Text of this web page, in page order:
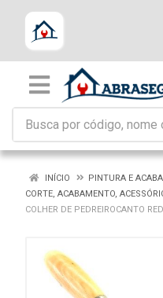
INÍCIO
PINTURA E
CORTE, ACABAMENTO,
COLHER DE PEDREIROCANTO